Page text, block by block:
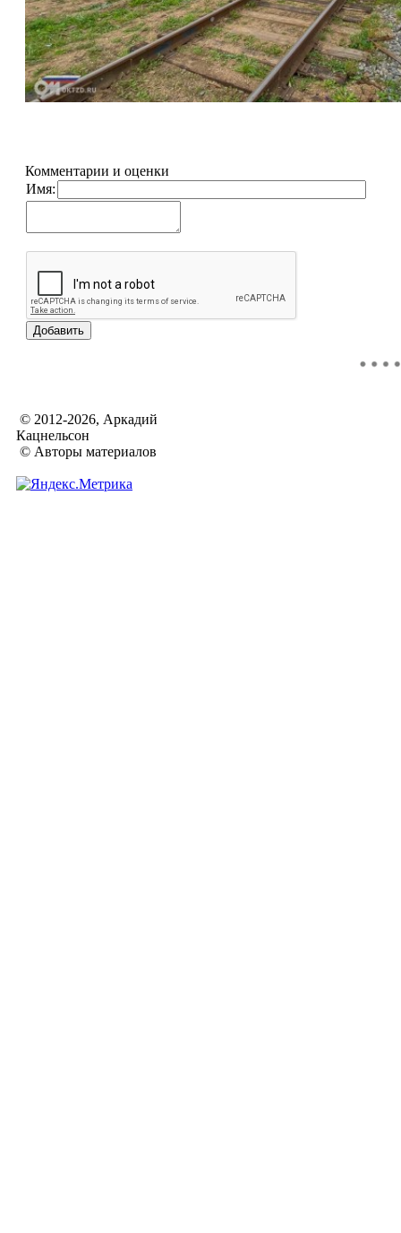
Комментарии и оценки
Имя:
© 2012-2026, Аркадий
Кацнельсон
© Авторы материалов